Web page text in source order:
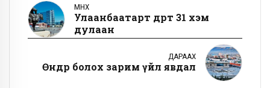
ӨМНӨХ
Улаанбаатарт өдөртөө 31 хэм
дулаан
ДАРААХ
Өнөөдөр болох зарим үйл явдал